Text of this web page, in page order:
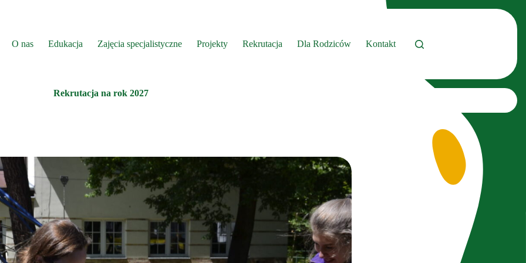
O nas Edukacja Zajęcia specjalistyczne Projekty Rekrutacja Dla Rodziców Kontakt
Rekrutacja na rok 2027